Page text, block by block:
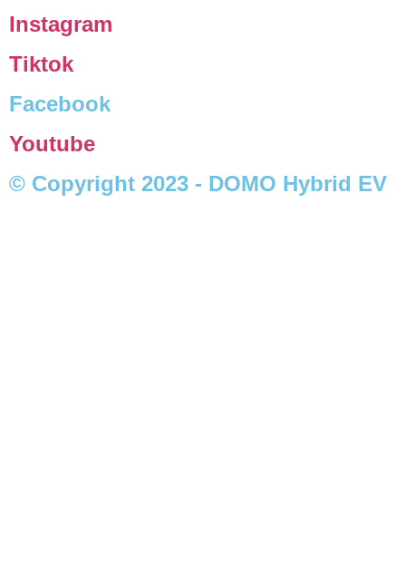
Instagram
Tiktok
Facebook
Youtube
© Copyright 2023 - DOMO Hybrid EV